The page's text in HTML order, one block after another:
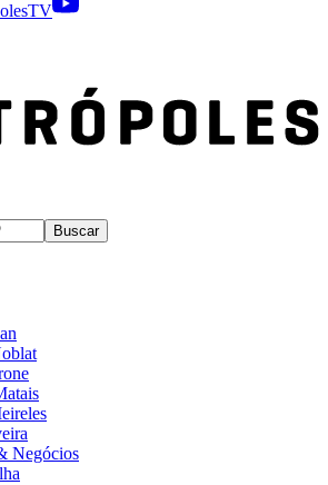
Buscar
Negócios